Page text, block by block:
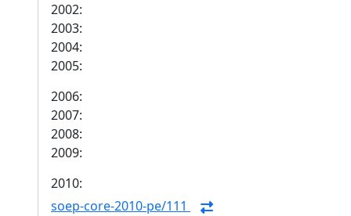
2002:
2003:
2004:
2005:
2006:
2007:
2008:
2009:
2010:
soep-core-2010-pe/111